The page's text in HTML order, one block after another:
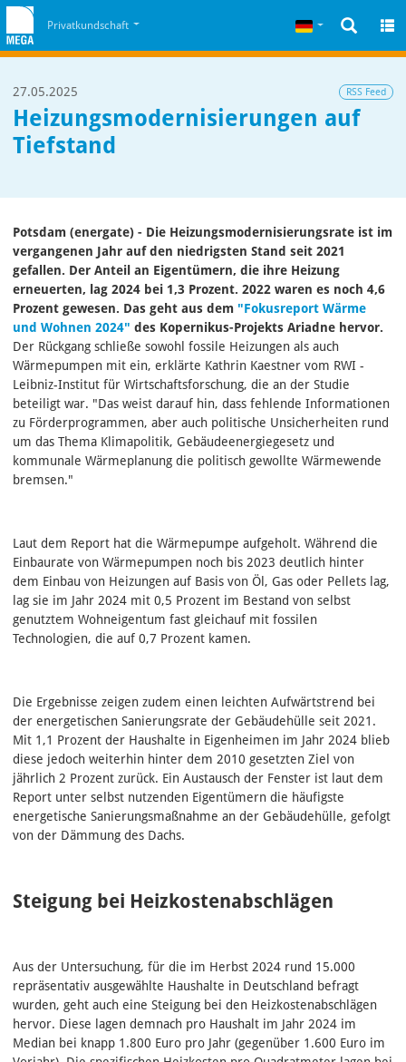
Zum Cookiehinweis
Privatkundschaft Deutsch
27.05.2025 RSS Feed
Heizungsmodernisierungen auf
Tiefstand
Potsdam (energate) - Die Heizungsmodernisierungsrate ist im
vergangenen Jahr auf den niedrigsten Stand seit 2021
gefallen. Der Anteil an Eigentümern, die ihre Heizung
erneuerten, lag 2024 bei 1,3 Prozent. 2022 waren es noch 4,6
Prozent gewesen. Das geht aus dem "Fokusreport Wärme
und Wohnen 2024" des Kopernikus-Projekts Ariadne hervor.
Der Rückgang schließe sowohl fossile Heizungen als auch
Wärmepumpen mit ein, erklärte Kathrin Kaestner vom RWI -
Leibniz-Institut für Wirtschaftsforschung, die an der Studie
beteiligt war. "Das weist darauf hin, dass fehlende Informationen
zu Förderprogrammen, aber auch politische Unsicherheiten rund
um das Thema Klimapolitik, Gebäudeenergiegesetz und
kommunale Wärmeplanung die politisch gewollte Wärmewende
bremsen."
Laut dem Report hat die Wärmepumpe aufgeholt. Während die
Einbaurate von Wärmepumpen noch bis 2023 deutlich hinter
dem Einbau von Heizungen auf Basis von Öl, Gas oder Pellets lag,
lag sie im Jahr 2024 mit 0,5 Prozent im Bestand von selbst
genutztem Wohneigentum fast gleichauf mit fossilen
Technologien, die auf 0,7 Prozent kamen.
Die Ergebnisse zeigen zudem einen leichten Aufwärtstrend bei
der energetischen Sanierungsrate der Gebäudehülle seit 2021.
Mit 1,1 Prozent der Haushalte in Eigenheimen im Jahr 2024 blieb
diese jedoch weiterhin hinter dem 2010 gesetzten Ziel von
jährlich 2 Prozent zurück. Ein Austausch der Fenster ist laut dem
Report unter selbst nutzenden Eigentümern die häufigste
energetische Sanierungsmaßnahme an der Gebäudehülle, gefolgt
von der Dämmung des Dachs.
Steigung bei Heizkostenabschlägen
Aus der Untersuchung, für die im Herbst 2024 rund 15.000
repräsentativ ausgewählte Haushalte in Deutschland befragt
wurden, geht auch eine Steigung bei den Heizkostenabschlägen
hervor. Diese lagen demnach pro Haushalt im Jahr 2024 im
Median bei knapp 1.800 Euro pro Jahr (gegenüber 1.600 Euro im